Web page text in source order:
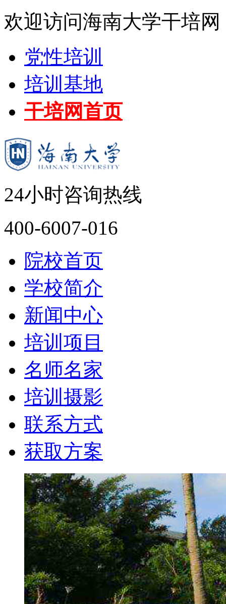
欢迎访问海南大学干培网
党性培训
培训基地
干培网首页
24小时咨询热线
400-6007-016
院校首页
学校简介
新闻中心
培训项目
名师名家
培训摄影
联系方式
获取方案